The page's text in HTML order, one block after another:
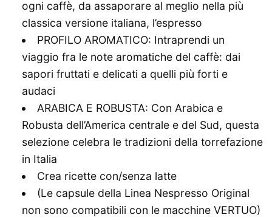
ogni caffè, da assaporare al meglio nella più
classica versione italiana, l’espresso
PROFILO AROMATICO: Intraprendi un
viaggio fra le note aromatiche del caffè: dai
sapori fruttati e delicati a quelli più forti e
audaci
ARABICA E ROBUSTA: Con Arabica e
Robusta dell’America centrale e del Sud, questa
selezione celebra le tradizioni della torrefazione
in Italia
Crea ricette con/senza latte
(Le capsule della Linea Nespresso Original
non sono compatibili con le macchine VERTUO)